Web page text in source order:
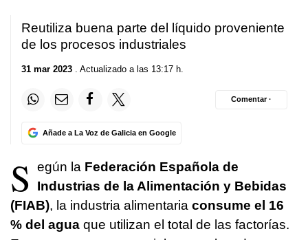
Reutiliza buena parte del líquido proveniente
de los procesos industriales
31 mar 2023 . Actualizado a las 13:17 h.
Añade a La Voz de Galicia en Google
Comentar ·
S egún la Federación Española de
Industrias de la Alimentación y Bebidas
(FIAB), la industria alimentaria consume el 16
% del agua que utilizan el total de las factorías.